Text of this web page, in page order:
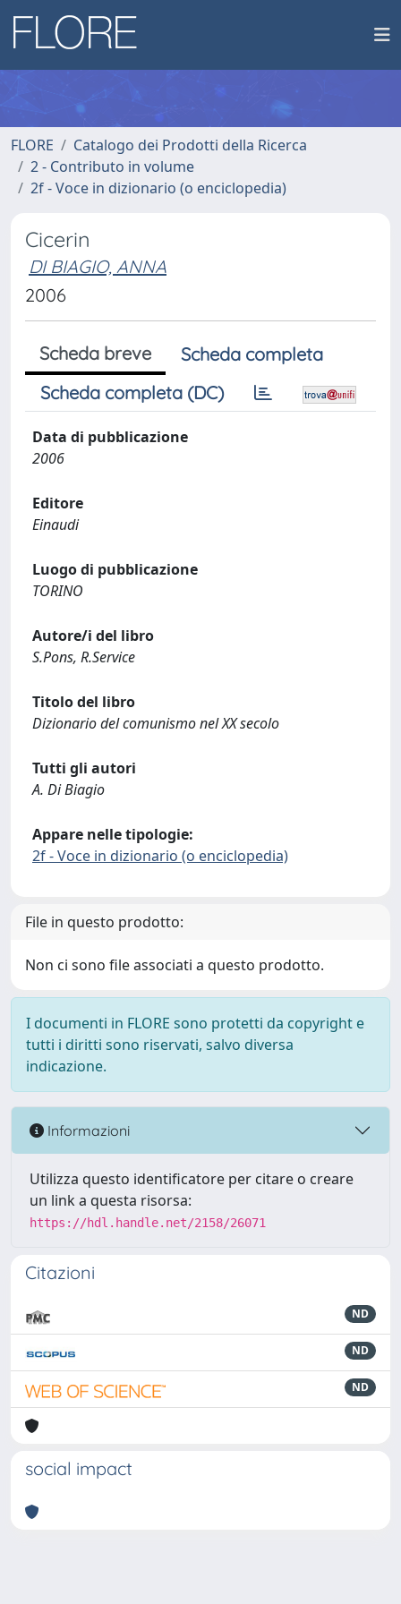
FLORE
Catalogo dei Prodotti della Ricerca
2 - Contributo in volume
2f - Voce in dizionario (o enciclopedia)
Cicerin
DI BIAGIO, ANNA
2006
Scheda breve
Scheda completa
Scheda completa (DC)
Data di pubblicazione
2006
Editore
Einaudi
Luogo di pubblicazione
TORINO
Autore/i del libro
S.Pons, R.Service
Titolo del libro
Dizionario del comunismo nel XX secolo
Tutti gli autori
A. Di Biagio
Appare nelle tipologie:
2f - Voce in dizionario (o enciclopedia)
File in questo prodotto:
Non ci sono file associati a questo prodotto.
I documenti in FLORE sono protetti da copyright e
tutti i diritti sono riservati, salvo diversa
indicazione.
Informazioni
Utilizza questo identificatore per citare o creare
un link a questa risorsa:
https://hdl.handle.net/2158/26071
Citazioni
ND
ND
ND
social impact